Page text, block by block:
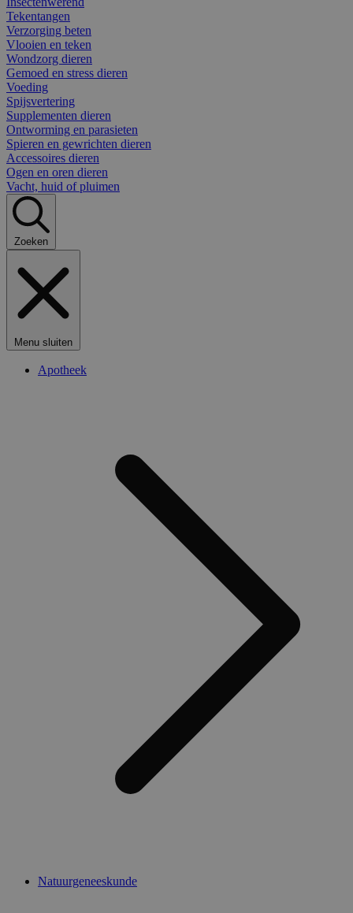
Tekentangen
Verzorging beten
Vlooien en teken
Wondzorg dieren
Gemoed en stress dieren
Voeding
Spijsvertering
Supplementen dieren
Ontworming en parasieten
Spieren en gewrichten dieren
Accessoires dieren
Ogen en oren dieren
Vacht, huid of pluimen
Zoeken
Menu sluiten
Apotheek
Natuurgeneeskunde